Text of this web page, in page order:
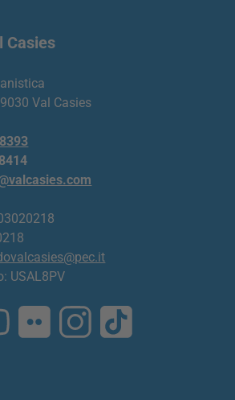
Casies
Val Casies
USAL8PV